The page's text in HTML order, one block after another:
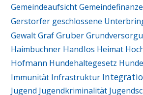
Gemeindeaufsicht
Gerstorfer geschlossene
Gewalt GrafGruber
Haimbuchner Handlos Heimat
Hofmann Hundehaltegesetz
Immunität Infrastruktur
Jugend Jugendkriminalität